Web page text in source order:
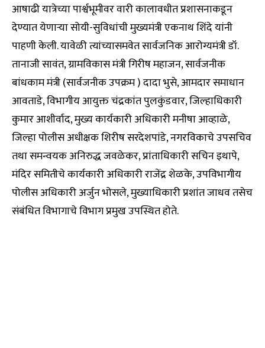
आषाढी यात्रेच्या पार्श्वभूमीवर वारी कालावधीत प्रशासनाकडून
देण्यात येणाऱ्या सोयी-सुविधांची मुख्यमंत्री एकनाथ शिंदे यांनी
पाहणी केली. यावेळी त्यांच्यासमवेत सार्वजनिक आरोग्यमंत्री डॉ.
तानाजी सावंत, ग्रामविकास मंत्री गिरीष महाजन, सार्वजनीक
बांधकाम मंत्री (सार्वजनीक उपक्रम ) दादा भुसे, आमदार समाधान
आवताडे, विभागीय आयुक्त चंद्रकांत पुलकुंडवार, जिल्हाधिकारी
कुमार आशीर्वाद, मुख्य कार्यकारी अधिकारी मनीषा आव्हाळे,
जिल्हा पोलीस अधीक्षक शिरीष सरदेशपांडे, नगरविकाचे उपसचिव
तथा समन्वयक अनिरुद्ध जवळेकर, प्रांताधिकारी सचिन इथापे,
मंदिर समितीचे कार्यकारी अधिकारी राजेंद्र शेळके, उपविभागीय
पोलीस अधिकारी अर्जुन भोसले, मुख्याधिकारी प्रशांत जाधव तसेच
संबंधित विभागाचे विभाग प्रमुख उपस्थित होते.